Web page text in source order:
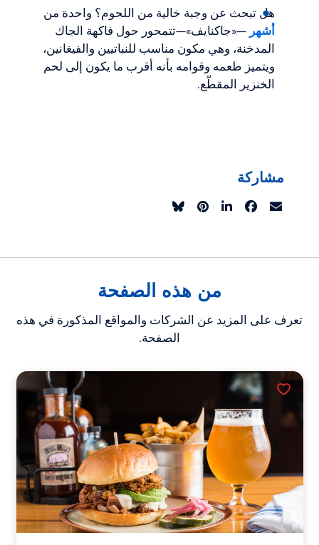
هل تبحث عن وجبة خالية من اللحوم؟ واحدة من
أشهر—«جاكنايف»—تتمحور حول فاكهة الجاك
المدخنة، وهي مكون مناسب للنباتيين والفيغانين،
ويتميز طعمه وقوامه بأنه أقرب ما يكون إلى لحم
الخنزير المقطّع.
مشاركة
من هذه الصفحة
تعرف على المزيد عن الشركات والمواقع المذكورة في هذه
الصفحة.